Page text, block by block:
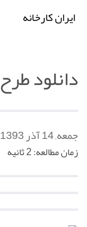
ایران کارخانه
دانلود
جمعه, 14 آذر 1393
زمان مطالعه: 2 ثانیه